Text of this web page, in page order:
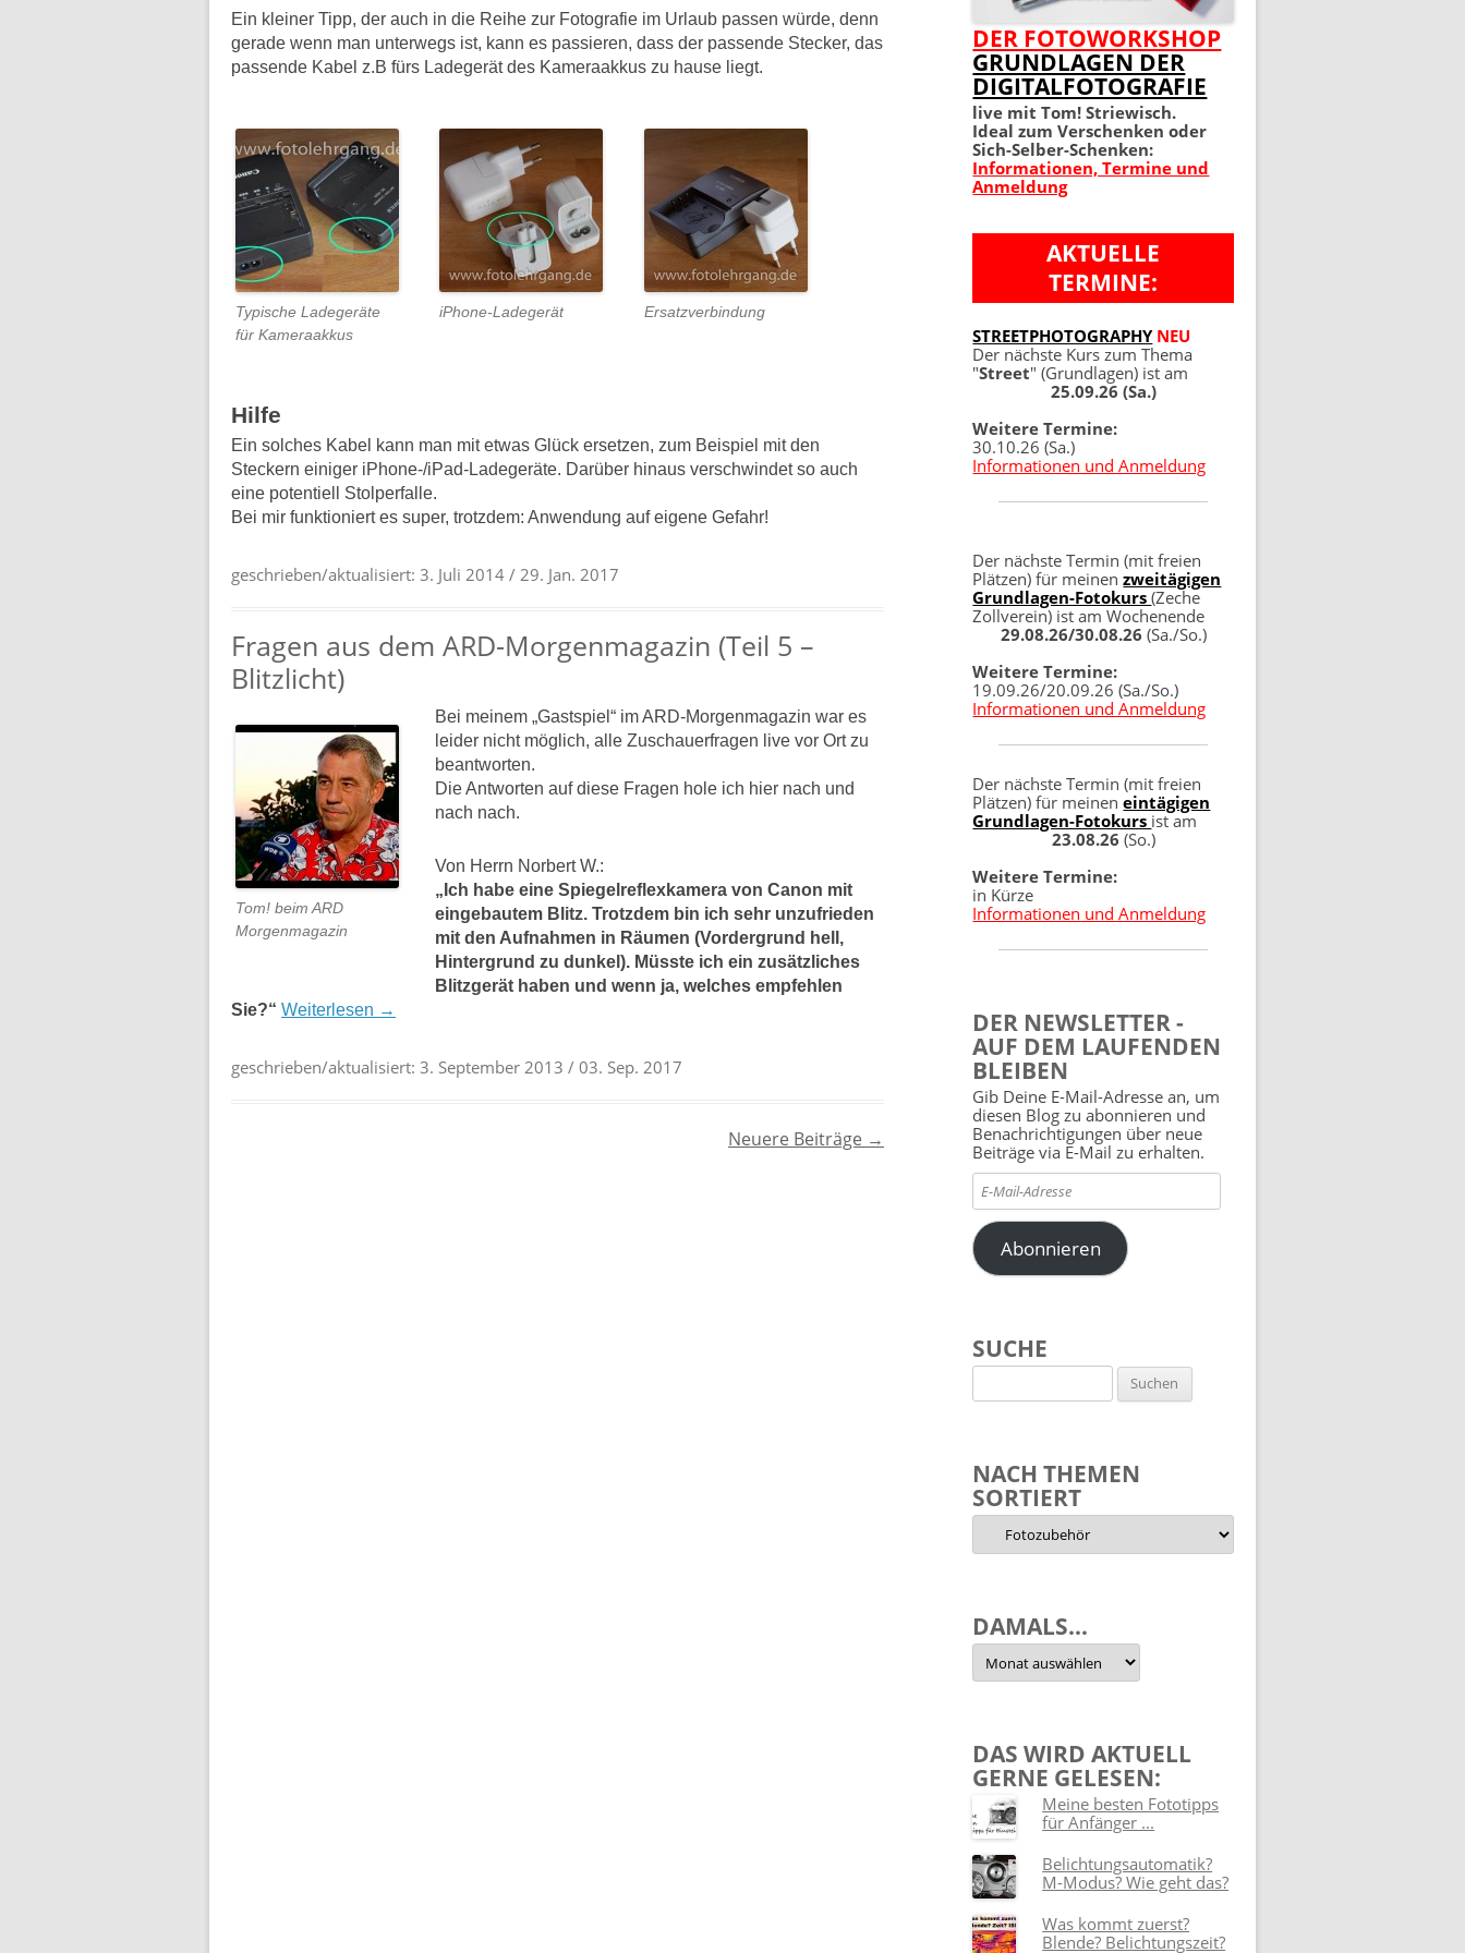
MEIN PERFEKTES FOTO 2.
AUFLAGE
100 TIPPS UND TRICKS 4.
AUFLAGE
SOZIALE NETZWERKE
Ein kleiner Tipp, der auch in die Reihe zur Fotografie im Urlaub passen würde, denn
gerade wenn man unterwegs ist, kann es passieren, dass der passende Stecker, das
passende Kabel z.B fürs Ladegerät des Kameraakkus zu hause liegt.
Typische Ladegeräte
für Kameraakkus
iPhone-Ladegerät Ersatzverbindung
Hilfe
Ein solches Kabel kann man mit etwas Glück ersetzen, zum Beispiel mit den
Steckern einiger iPhone-/iPad-Ladegeräte. Darüber hinaus verschwindet so auch
eine potentiell Stolperfalle.
Bei mir funktioniert es super, trotzdem: Anwendung auf eigene Gefahr!
geschrieben/aktualisiert: 3. Juli 2014 / 29. Jan. 2017
Fragen aus dem ARD-Morgenmagazin (Teil 5 –
Blitzlicht)
Tom! beim ARD
Morgenmagazin
Bei meinem „Gastspiel“ im ARD-Morgenmagazin war es
leider nicht möglich, alle Zuschauerfragen live vor Ort zu
beantworten.
Die Antworten auf diese Fragen hole ich hier nach und
nach nach.
Von Herrn Norbert W.:
„Ich habe eine Spiegelreflexkamera von Canon mit
eingebautem Blitz. Trotzdem bin ich sehr unzufrieden
mit den Aufnahmen in Räumen (Vordergrund hell,
Hintergrund zu dunkel). Müsste ich ein zusätzliches
Blitzgerät haben und wenn ja, welches empfehlen
Sie?“ Weiterlesen →
geschrieben/aktualisiert: 3. September 2013 / 03. Sep. 2017
Neuere Beiträge →
DER FOTOWORKSHOP
GRUNDLAGEN DER
DIGITALFOTOGRAFIE
live mit Tom! Striewisch.
Ideal zum Verschenken oder
Sich-Selber-Schenken:
Informationen, Termine und
Anmeldung
AKTUELLE
TERMINE:
STREETPHOTOGRAPHY NEU
Der nächste Kurs zum Thema
"Street" (Grundlagen) ist am
25.09.26 (Sa.)
Weitere Termine:
30.10.26 (Sa.)
Informationen und Anmeldung
Der nächste Termin (mit freien
Plätzen) für meinenzweitägigen
Grundlagen-Fotokurs(Zeche
Zollverein) ist am Wochenende
29.08.26/30.08.26 (Sa./So.)
Weitere Termine:
19.09.26/20.09.26 (Sa./So.)
Informationen und Anmeldung
Der nächste Termin (mit freien
Plätzen) für meineneintägigen
Grundlagen-Fotokurs ist am
23.08.26 (So.)
Weitere Termine:
in Kürze
Informationen und Anmeldung
DER NEWSLETTER -
AUF DEM LAUFENDEN
BLEIBEN
Gib Deine E-Mail-Adresse an, um
diesen Blog zu abonnieren und
Benachrichtigungen über neue
Beiträge via E-Mail zu erhalten.
E-
Mail-
Adresse
Abonnieren
SUCHE
nach:
NACH THEMEN
SORTIERT
Nach
Themen
sortiert
DAMALS…
Damals…
DAS WIRD AKTUELL
GERNE GELESEN:
Meine besten Fototipps
für Anfänger ...
Belichtungsautomatik?
M-Modus? Wie geht das?
Was kommt zuerst?
Blende? Belichtungszeit?